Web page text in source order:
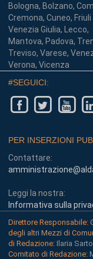
Bologna, Bolzano,
Cremona, Cuneo, Friuli
Venezia Giulia, Lecco,
Mantova, Padova,
Treviso, Varese,
Verona, Vicenza
#SEGUICI:
PER INSERZIONI
Contattare:
Leggi la nostra:
Informativa sulla
Direttore Responsabile:
degli altri Mezzi di
di Redazione: Ilaria
Comitato di Redazione: